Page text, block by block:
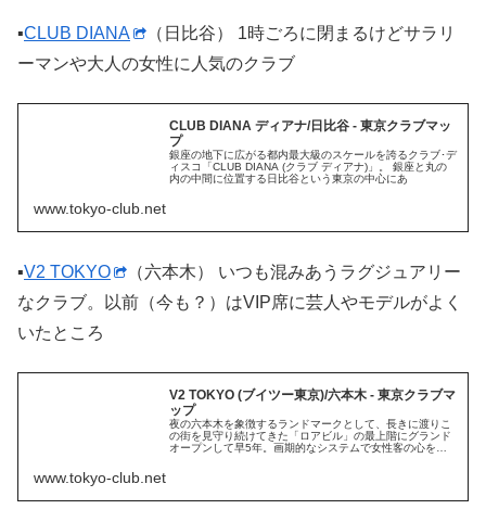
▪CLUB DIANA
（日比谷） 1時ごろに閉まるけどサラリ
ーマンや大人の女性に人気のクラブ
CLUB DIANA ディアナ/日比谷 - 東京クラブマッ
プ
銀座の地下に広がる都内最大級のスケールを誇るクラブ･デ
ィスコ「CLUB DIANA (クラブ ディアナ)」。 銀座と丸の
内の中間に位置する日比谷という東京の中心にあ
www.tokyo-club.net
▪V2 TOKYO
（六本木） いつも混みあうラグジュアリー
なクラブ。以前（今も？）はVIP席に芸人やモデルがよく
いたところ
V2 TOKYO (ブイツー東京)/六本木 - 東京クラブマ
ップ
夜の六本木を象徴するランドマークとして、長きに渡りこ
の街を見守り続けてきた「ロアビル」の最上階にグランド
オープンして早5年。画期的なシステムで女性客の心を掴
www.tokyo-club.net